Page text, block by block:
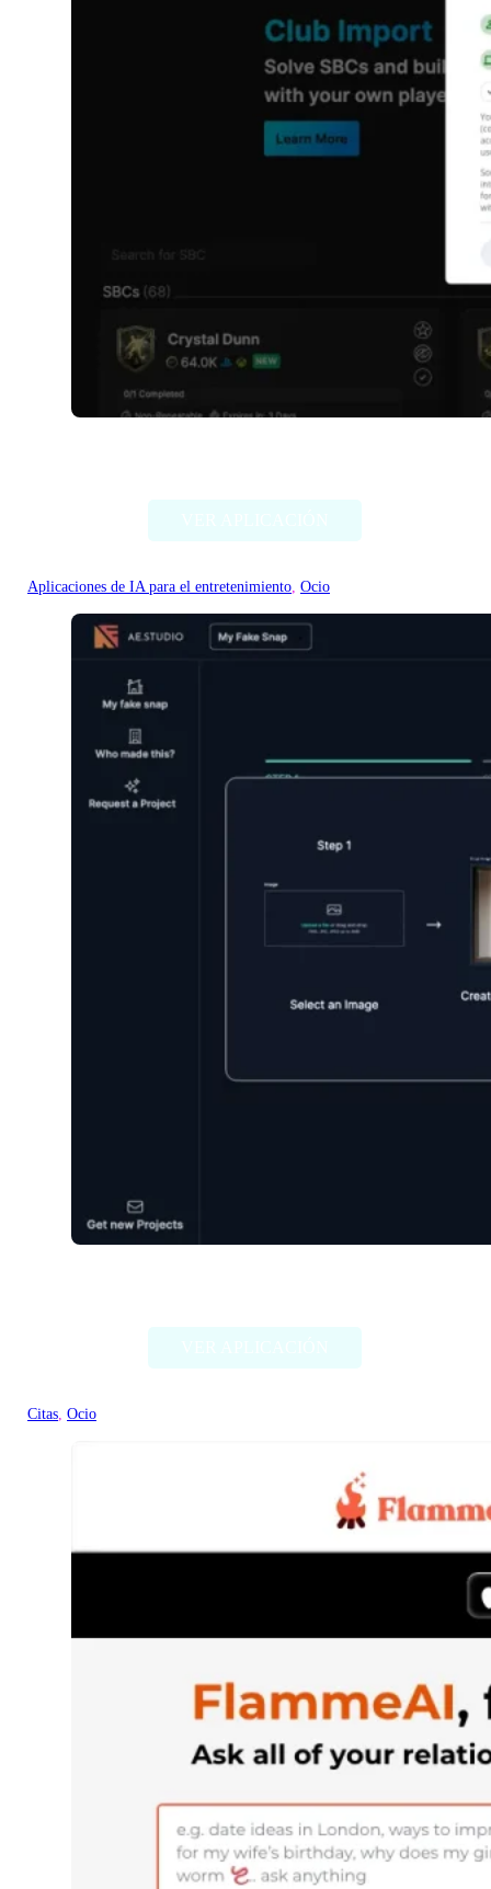
Aplicaciones de IA para el entretenimiento, Ocio
Citas, Ocio